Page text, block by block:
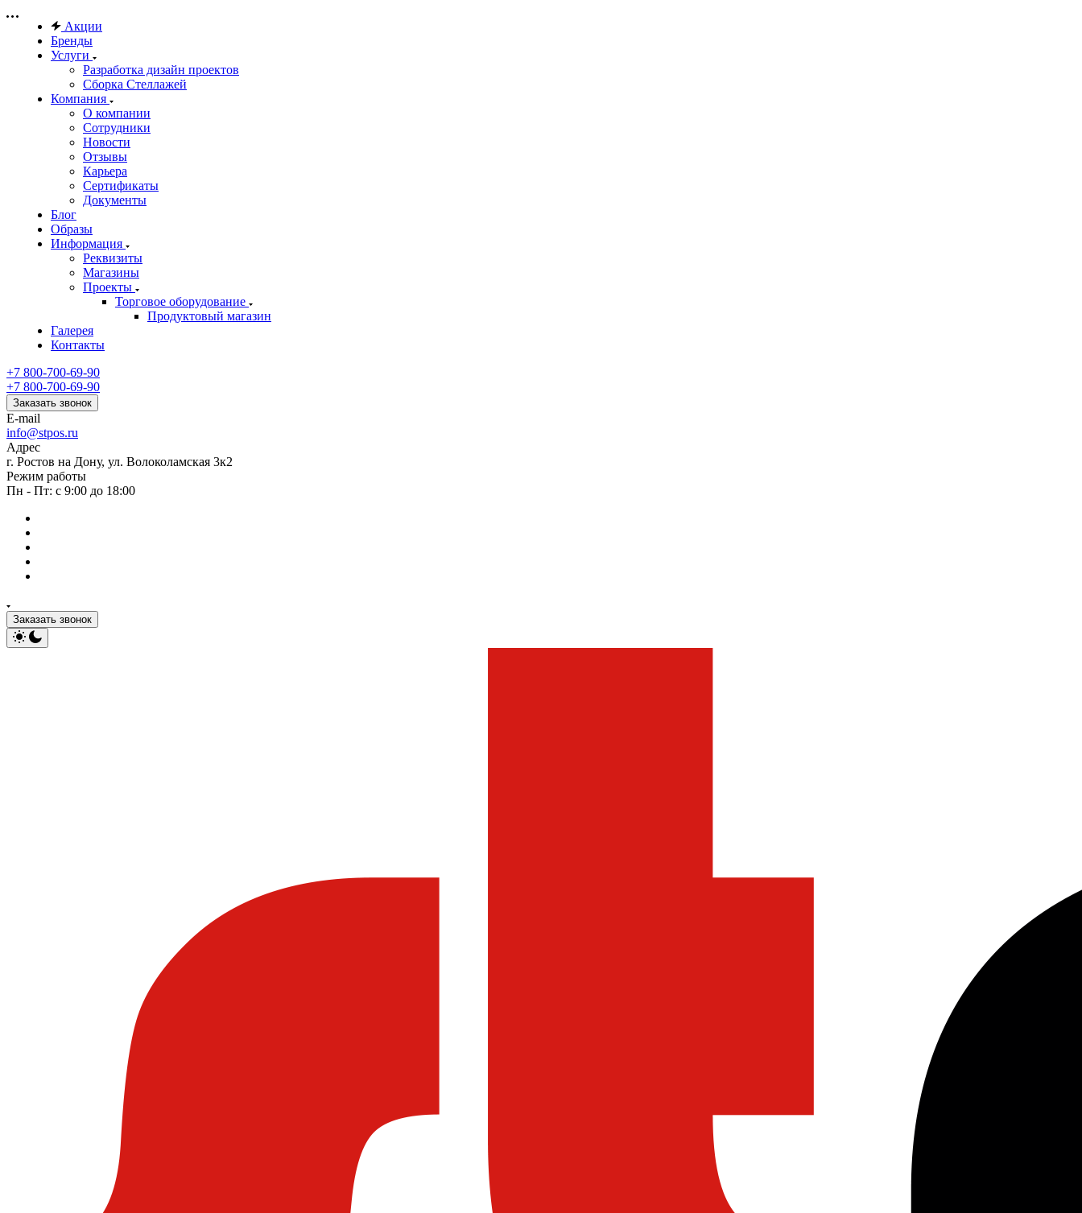
Акции
Бренды
Услуги
Разработка дизайн проектов
Сборка Стеллажей
Компания
О компании
Сотрудники
Новости
Отзывы
Карьера
Сертификаты
Документы
Блог
Образы
Информация
Реквизиты
Магазины
Проекты
Торговое оборудование
Продуктовый магазин
Галерея
Контакты
+7 800-700-69-90
+7 800-700-69-90
Заказать звонок
E-mail
info@stpos.ru
Адрес
г. Ростов на Дону, ул. Волоколамская 3к2
Режим работы
Пн - Пт: с 9:00 до 18:00
Заказать звонок